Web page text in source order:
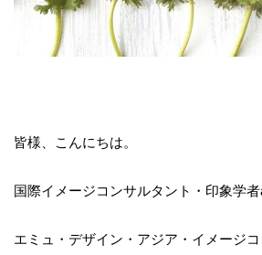
皆様、こんにちは。
国際イメージコンサルタント・印象学者
エミュ・デザイン・アジア・イメージ